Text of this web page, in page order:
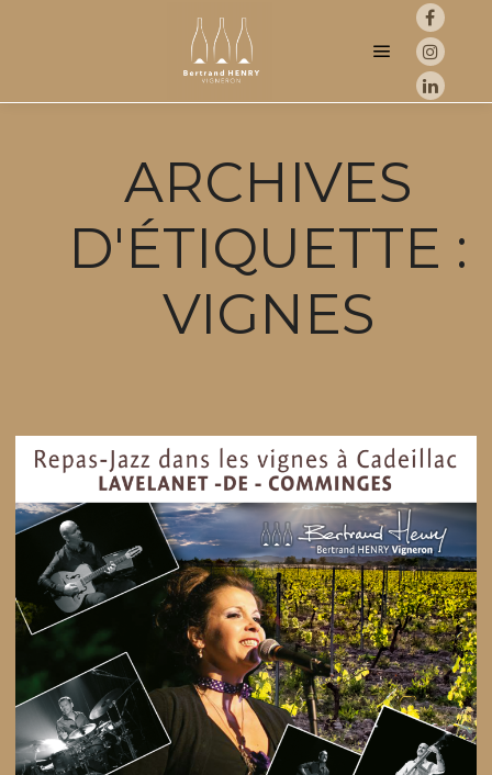
Menu
ARCHIVES
D'ÉTIQUETTE :
VIGNES